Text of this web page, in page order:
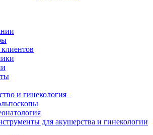
и гинекология
для акушерства и гинекологии